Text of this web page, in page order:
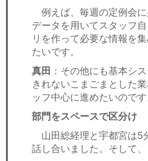
例えば、毎週の定例会
データを用いてスタッフ
リを作って必要な情報を
たいです。
真田 ：その他にも基本シ
きれないこまごまとした
ッフ中心に進めたいのです
部門をスペースで区分け
山田総経理と宇都宮は5
話し合いました。そして、